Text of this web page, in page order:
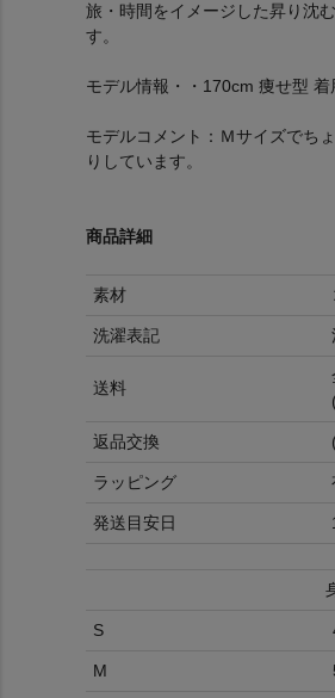
旅・時間をイメージした昇り沈
す。
モデル情報・・170cm 痩せ型
モデルコメント：Ｍサイズでち
りしています。
商品詳細
素材
洗濯表記
送料
返品交換
ラッピング
発送目安日
S
M